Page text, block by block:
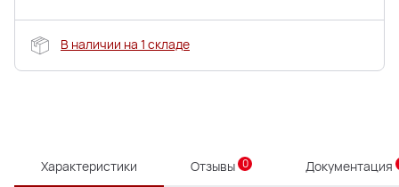
В наличии на 1 складе
Характеристики Отзывы 0 Документация